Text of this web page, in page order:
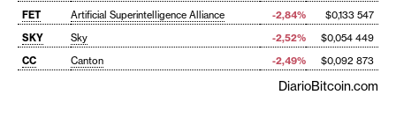
FET
Artificial Superintelligence Alliance -2,84%
$0,133 547
SKY
Sky -2,52%
$0,054 449
CC
Canton -2,49% $0,092 873
DiarioBitcoin.com